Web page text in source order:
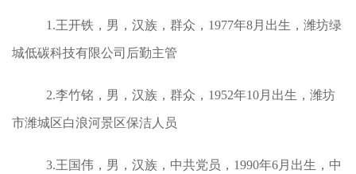
1.王开铁，男，汉族，群众，1977年8月出生，潍坊绿
城低碳科技有限公司后勤主管
2.李竹铭，男，汉族，群众，1952年10月出生，潍坊
市潍城区白浪河景区保洁人员
3.王国伟，男，汉族，中共党员，1990年6月出生，中